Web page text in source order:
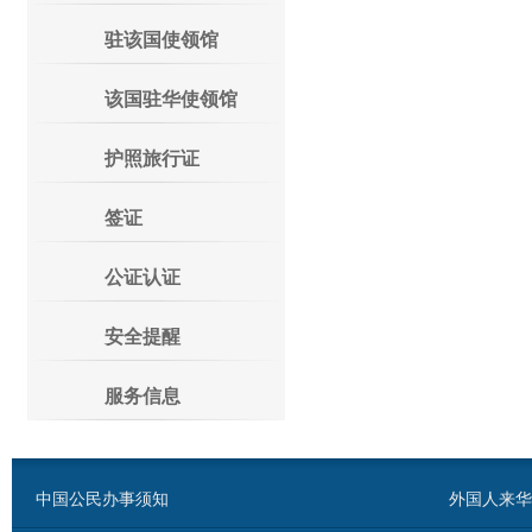
驻该国使领馆
该国驻华使领馆
护照旅行证
签证
公证认证
安全提醒
服务信息
中国公民办事须知 外国人来